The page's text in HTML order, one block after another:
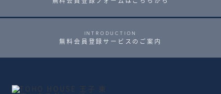
INTRODUCTION
無料会員登録サービスのご案内